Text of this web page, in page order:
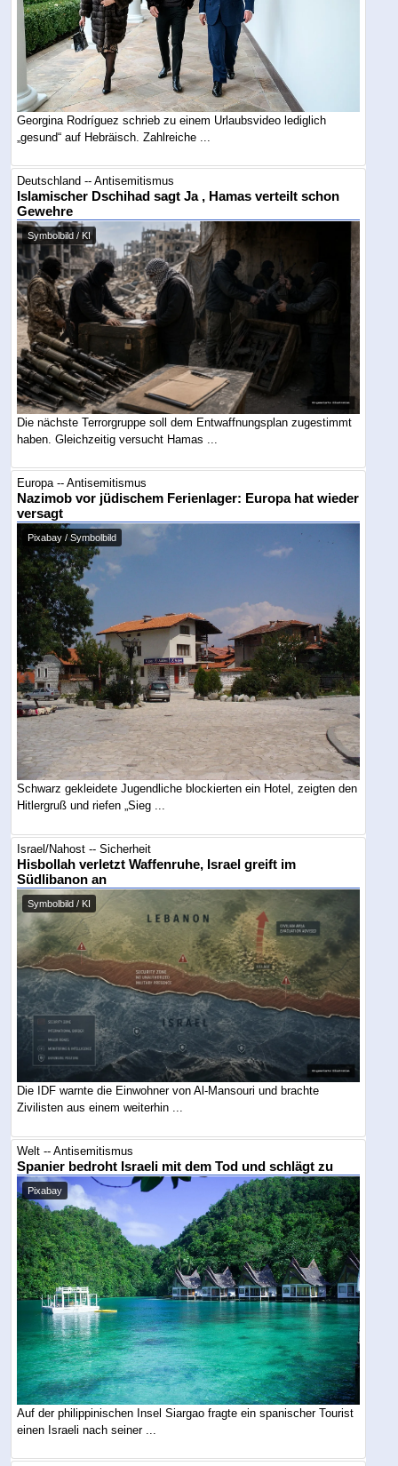
Georgina Rodríguez schrieb zu einem Urlaubsvideo lediglich
„gesund“ auf Hebräisch. Zahlreiche ...
Deutschland -- Antisemitismus
Islamischer Dschihad sagt Ja , Hamas verteilt schon
Gewehre
Symbolbild / KI
Die nächste Terrorgruppe soll dem Entwaffnungsplan zugestimmt
haben. Gleichzeitig versucht Hamas ...
Europa -- Antisemitismus
Nazimob vor jüdischem Ferienlager: Europa hat wieder
versagt
Pixabay / Symbolbild
Schwarz gekleidete Jugendliche blockierten ein Hotel, zeigten den
Hitlergruß und riefen „Sieg ...
Israel/Nahost -- Sicherheit
Hisbollah verletzt Waffenruhe, Israel greift im
Südlibanon an
Symbolbild / KI
Die IDF warnte die Einwohner von Al-Mansouri und brachte
Zivilisten aus einem weiterhin ...
Welt -- Antisemitismus
Spanier bedroht Israeli mit dem Tod und schlägt zu
Pixabay
Auf der philippinischen Insel Siargao fragte ein spanischer Tourist
einen Israeli nach seiner ...